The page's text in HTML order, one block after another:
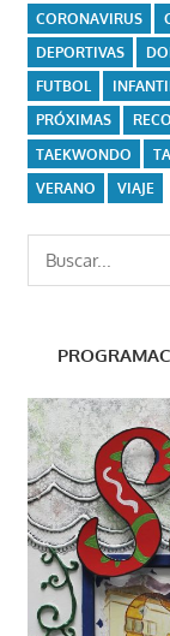
CORONAVIRUS
DEPORTIVAS
FUTBOL
PRÓXIMAS
TAEKWONDO
VERANO
VIAJE